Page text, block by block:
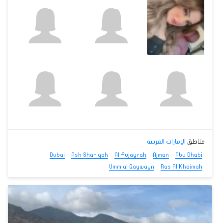
مناطق الإمارات العربية
Abu Dhabi
Ajman
Al Fujayrah
Ash Shariqah
Dubai
Ras Al Khaimah
Umm al Qaywayn